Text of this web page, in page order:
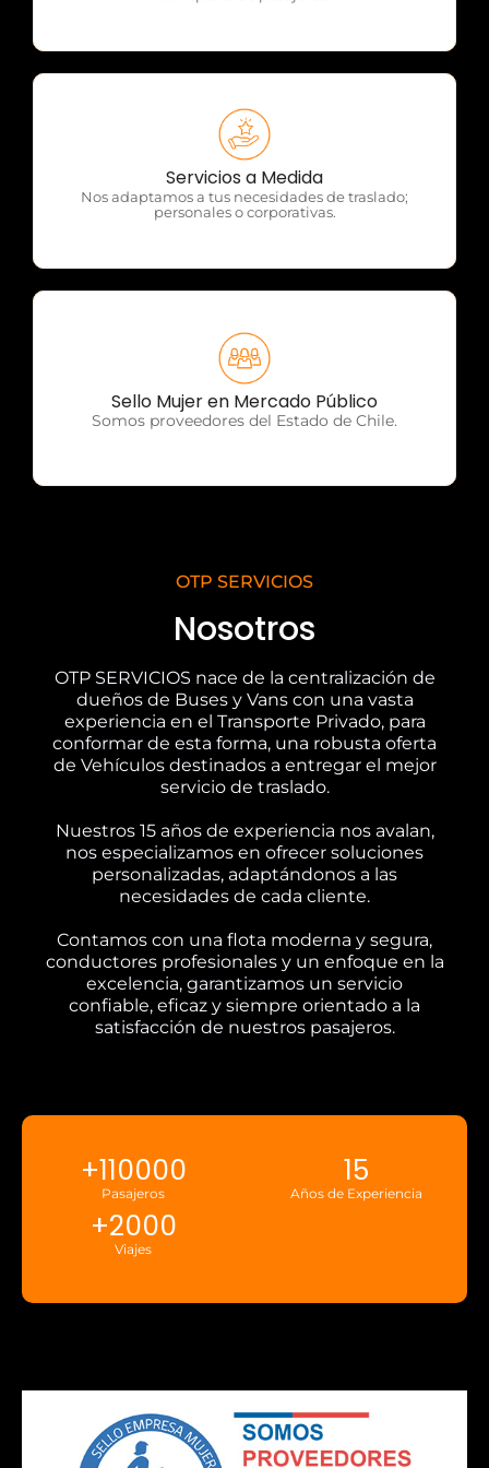
Servicios a Medida
Nos adaptamos a tus necesidades de traslado;
personales o corporativas.
OTP Servicios
Sello Mujer en Mercado Público
Somos proveedores del Estado de Chile.
OTP Servicios
OTP SERVICIOS
Nosotros
OTP SERVICIOS nace de la centralización de
dueños de Buses y Vans con una vasta
experiencia en el Transporte Privado, para
conformar de esta forma, una robusta oferta
de Vehículos destinados a entregar el mejor
servicio de traslado.
Nuestros 15 años de experiencia nos avalan,
nos especializamos en ofrecer soluciones
personalizadas, adaptándonos a las
necesidades de cada cliente.
Contamos con una flota moderna y segura,
conductores profesionales y un enfoque en la
excelencia, garantizamos un servicio
confiable, eficaz y siempre orientado a la
satisfacción de nuestros pasajeros.
Pasajeros
+110000
Años de Experiencia
15
Viajes
+2000